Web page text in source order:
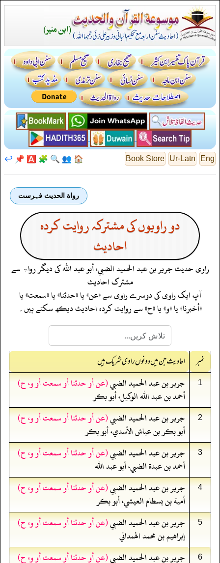
Eng
Ur-Latn
Book Store
🏠
👥
🔍
🧩
🅰️
📌
↩️
رواة الحديث فہرست
دو راویوں کی مشترکہ روایت کردہ
احادیث
راوی حدیثجرير بن عبد الحميد الضبي، أبو عبد اللهکی دیگر رواۃ سے
مشترک احادیث
آپ ایک راوی کی دوسرے راوی سے «عن» یا «حدثنا» یا «سمعت» یا
«أخبرنا» یا «و» یا «ح» سے روایت کردہ احادیث دیکھ سکتے ہیں۔
نمبر احادیث جن میں دونوں راوی شریک ہیں
1 جرير بن عبد الحميد الضبي(عن أو حدثنا أو سمعت أو و، ح)
أحمد بن عبد الله الوكيل، أبو بكر
2 جرير بن عبد الحميد الضبي(عن أو حدثنا أو سمعت أو و، ح)
أبو بكر بن عياش الأسدي، أبو بكر
3 جرير بن عبد الحميد الضبي(عن أو حدثنا أو سمعت أو و، ح)
أحمد بن عبدة الضبي، أبو عبد الله
4 جرير بن عبد الحميد الضبي(عن أو حدثنا أو سمعت أو و، ح)
أمية بن بسطام العيشي، أبو بكر
5 جرير بن عبد الحميد الضبي(عن أو حدثنا أو سمعت أو و، ح)
إبراهيم بن محمد الهمداني
6 جرير بن عبد الحميد الضبي(عن أو حدثنا أو سمعت أو و، ح)